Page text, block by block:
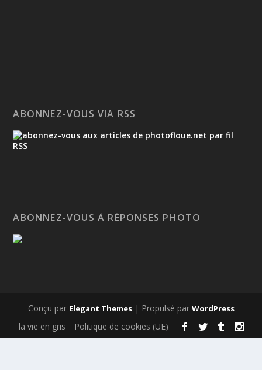
ABONNEZ-VOUS VIA RSS
ABONNEZ-VOUS À RÉPONSES PHOTO
Conçu par Elegant Themes| Propulsé par WordPress
la vie en gris Politique de cookies (UE)